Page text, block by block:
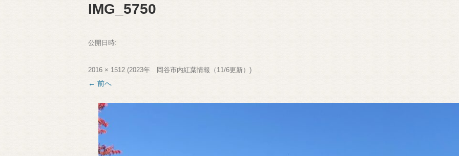
IMG_5750
公開日時:
2016 × 1512 (2023年 岡谷市内紅葉情報（11/6更新） )
← 前へ